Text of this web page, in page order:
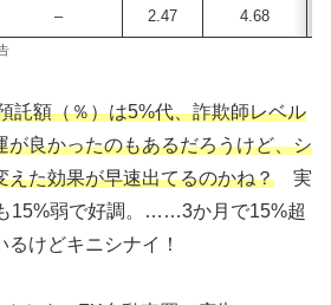
– 2.47 4.68
託額（％）は5%代、詐欺師レベル
が良かったのもあるだろうけど、シ
えた効果が早速出てるのかね？ 実
15%弱で好調。……3か月で15%超
けどキニシナイ！